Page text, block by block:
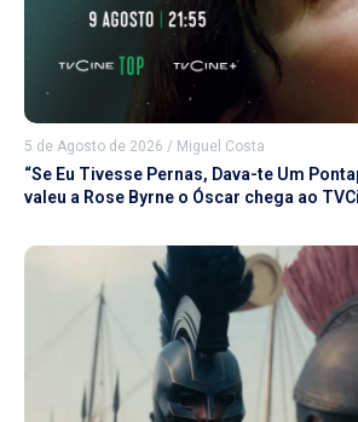
5 de Agosto de 2026 / Miguel Costa
“Se Eu Tivesse Pernas, Dava-te Um
valeu a Rose Byrne o Óscar chega ao